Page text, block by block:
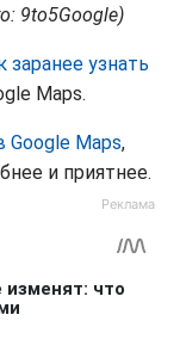
9to5Google)
заранее узнать
Maps.
Google Maps,
и приятнее.